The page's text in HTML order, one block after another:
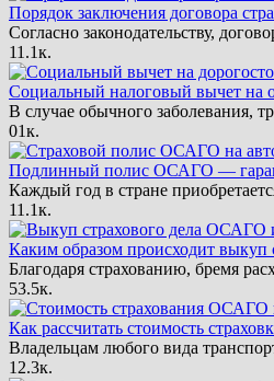
Порядок заключения договора
Согласно законодательству,
11.1к.
Социальный налоговый вычет на
В случае обычного заболевания,
01к.
Подлинный полис ОСАГО —
Каждый год в стране
11.1к.
Каким образом происходит выкуп
Благодаря страхованию, бремя
53.5к.
Как рассчитать стоимость
Владельцам любого вида
1 2.3к.